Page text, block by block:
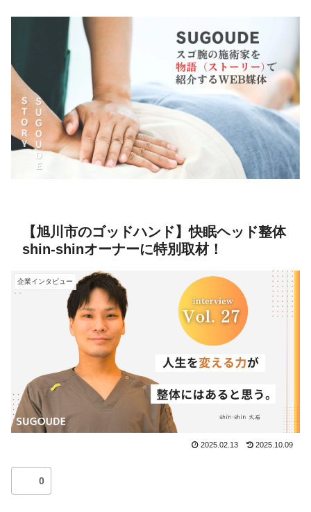
【旭川市のゴッドハンド】快眠ヘッド整体
shin-shinオーナーに特別取材！
企業インタビュー
2025.02.13 2025.10.09
0